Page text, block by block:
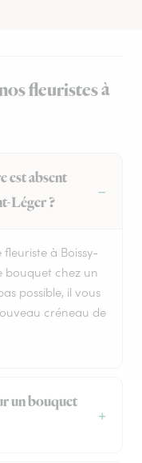
fleuristes à
est absent
Léger ?
à Boissy-
bouquet chez un
possible, il vous
créneau de
un bouquet